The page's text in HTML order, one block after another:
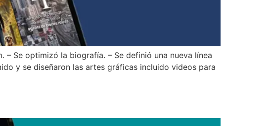
– Se optimizó la biografía. – Se definió una nueva línea
y se diseñaron las artes gráficas incluido videos para